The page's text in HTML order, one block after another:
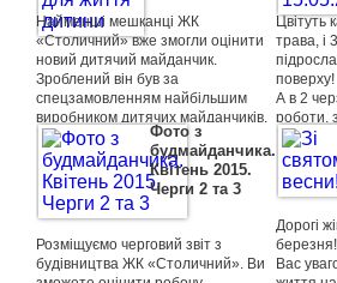
2-а черга.
У 2-й черзi закінчується скління,
оздоблення місць загального
користування. Ведуться роботи з
благоустрою прибудинкової
території.
території.
Найменші мешканці ЖК
«Столичний» вже змогли оцінити
новий дитячий майданчик.
Зроблений вiн був за
спецзамовленням найбільшим
виробником дитячих майданчиків,
що гарантує не тільки якість
продукції, але й найважливіше -
безпеку дитини. Майданчик має
сертифікат міжнародного центру
TUV на відповідність Європейській
Перший досвід і перші враження
Цвітуть
трава, і
поверху!
А в 2
роботи,
5-ї
секції.
скління
Фото з
будмайданчика.
Квiтень 2015.
Черги 2 та 3
Розміщуємо черговий звіт з
будівництва ЖК «Столичний». Ви
Дорогі
Вас